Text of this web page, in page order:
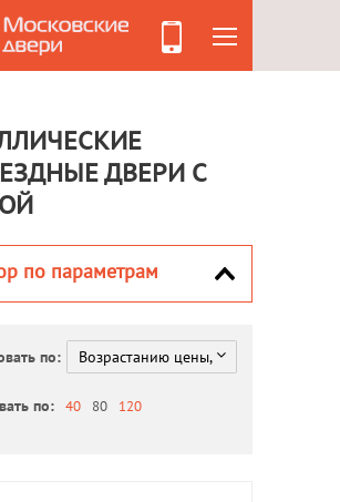
ДВЕРИ С
по параметрам
по:
по: 40 80 120